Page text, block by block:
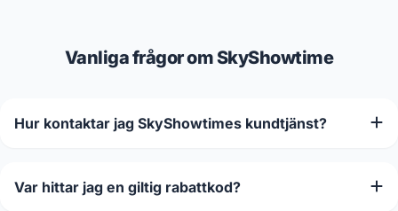
Vanliga frågor om SkyShowtime
Hur kontaktar jag SkyShowtimes kundtjänst?
Var hittar jag en giltig rabattkod?